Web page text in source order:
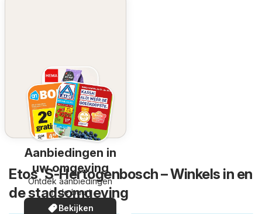
Aanbiedingen in
uw omgeving
Ontdek aanbiedingen
in de buurt
Bekijken
Etos 'S-Hertogenbosch – Winkels in en
de stadsomgeving